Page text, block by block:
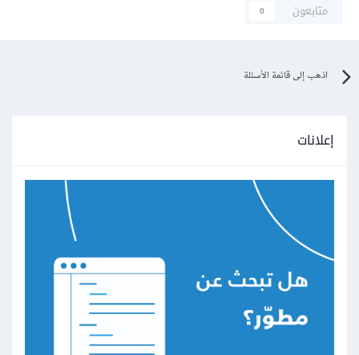
متابعون
0
اذهب إلى قائمة الأسئلة
إعلانات